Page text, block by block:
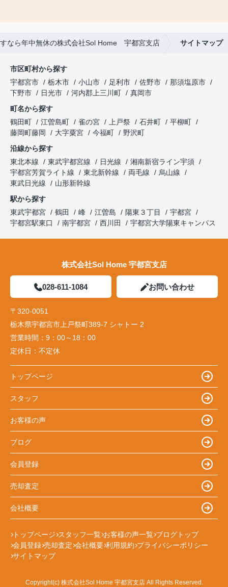
なら年中無休の株式会社Sol Home 宇都宮支店 サイトマップ
市区町村から探す
宇都宮市
栃木市 小山市 足利市 佐野市
那須塩原市
下野市
日光市 河内郡上三川町
真岡市
町名から探す
鶴田町
江曽島町 雀の宮 上戸祭 石井町
平柳町
藤岡町藤岡
大字粟宮 今福町
野沢町
沿線から探す
東北本線
東武宇都宮線 日光線
湘南新宿ライン宇須
宇都宮芳賀ライト線
東北新幹線 両毛線
烏山線
東武日光線
山形新幹線
駅から探す
東武宇都宮
鶴田 峰 江曽島 陽東３丁目
宇都宮
宇都宮駅東口
南宇都宮 西川田 宇都宮大学陽東キャンパス
株式会社Sol Home 宇都宮支店
028-611-1084 お問い合わせ
〒320-0051
栃木県宇都宮市上戸祭町389-7 シャトー 2
営業時間： 9：00～18：00
定休日： 不定休
トップページ
スタッフ
お客様の声
ブログ
会員登録
売却査定
会社概要
トップページ スタッフ一覧 お客様の声一覧 ブログトップ
会員登録 売却査定 会社概要 利用規約 プライバシーポリシー
サイトマップ
Copyright(c) 株式会社Sol Home 宇都宮支店 All Rights Reserved.